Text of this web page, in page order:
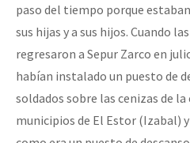
paso del tiempo porque
sus hijas y a sus hijos. Cuando
regresaron a Sepur Zarco en
habían instalado un puesto de
soldados sobre las cenizas de
municipios de El Estor (Izabal)